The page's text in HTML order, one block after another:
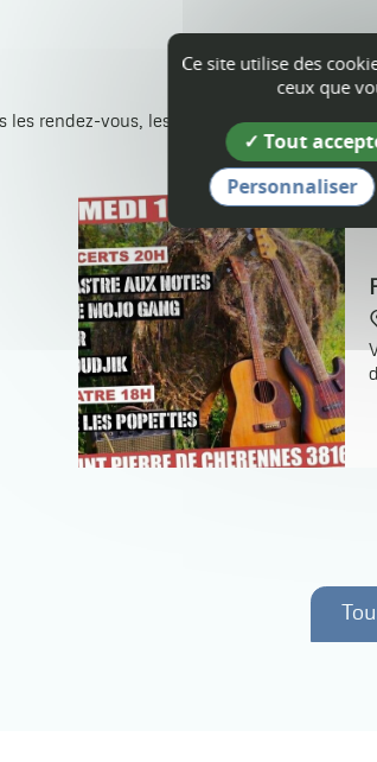
les rendez-vous, les animations dans les
sam. 19
Ce site utilise des
ceux que
Tout
Personnaliser